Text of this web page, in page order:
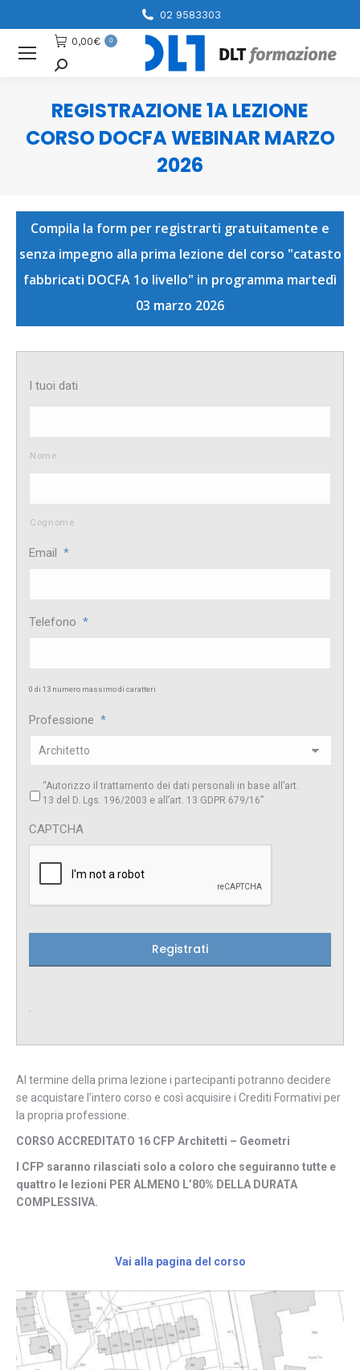
02 9583303
0,00€ 0
Cerca
REGISTRAZIONE 1A LEZIONE
CORSO DOCFA WEBINAR MARZO
2026
Compila la form per registrarti gratuitamente e
senza impegno alla prima lezione del corso "catasto
fabbricati DOCFA 1o livello" in programma martedì
03 marzo 2026
I tuoi dati
Nome
Cognome
Email *
Telefono *
0 di 13 numero massimo di caratteri
Professione *
“Autorizzo il trattamento dei dati personali in base all’art.
13 del D. Lgs. 196/2003 e all’art. 13 GDPR 679/16”
CAPTCHA
Al termine della prima lezione i partecipanti potranno decidere
se acquistare l’intero corso e così acquisire i Crediti Formativi per
la propria professione.
CORSO ACCREDITATO 16 CFP Architetti – Geometri
I CFP saranno rilasciati solo a coloro che seguiranno tutte e
quattro le lezioni PER ALMENO L’80% DELLA DURATA
COMPLESSIVA.
Vai alla pagina del corso